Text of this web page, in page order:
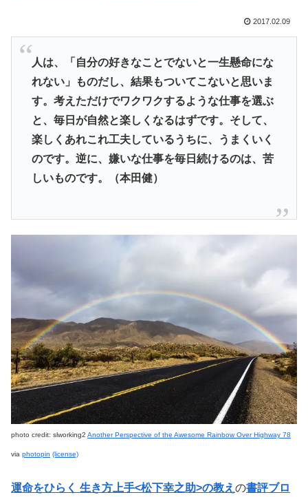
2017.02.09
人は、「自分の好きなことでないと一生懸命にな
れない」ものだし、結果もついてこないと思いま
す。考えただけでワクワクするような仕事を選ぶ
と、毎日が自然と楽しくなるはずです。そして、
楽しくあれこれ工夫しているうちに、うまくいく
のです。逆に、嫌いな仕事を毎日続けるのは、苦
しいものです。（本田健）
photo credit: slworking2 Another Perspective of the Awesome Rainbow Over Highway 78
via photopin (license)
運命をひらく 生き方上手<松下幸之助>の教え の書評ブロ